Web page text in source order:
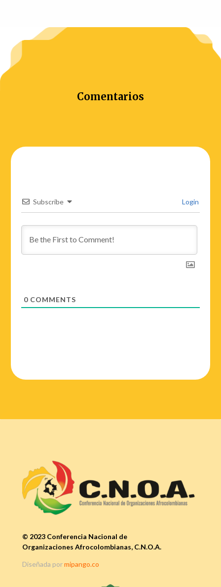
Comentarios
Subscribe Login
0 COMMENTS
© 2023 Conferencia Nacional de
Organizaciones Afrocolombianas, C.N.O.A.
Diseñada pormipango.co